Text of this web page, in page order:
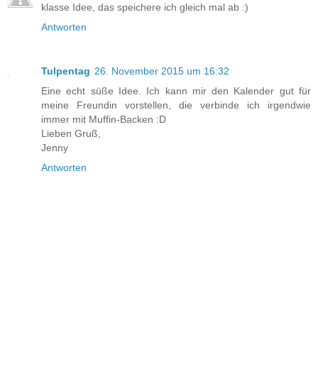
klasse Idee, das speichere ich gleich mal ab :)
Antworten
Tulpentag 26. November 2015 um 16:32
Eine echt süße Idee. Ich kann mir den Kalender gut für
meine Freundin vorstellen, die verbinde ich irgendwie
immer mit Muffin-Backen :D
Lieben Gruß,
Jenny
Antworten